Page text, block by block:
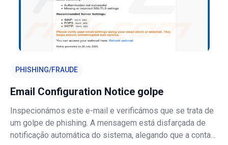
PHISHING/FRAUDE
Email Configuration Notice golpe
Inspecionámos este e-mail e verificámos que se trata de
um golpe de phishing. A mensagem está disfarçada de
notificação automática do sistema, alegando que a conta